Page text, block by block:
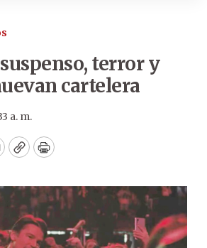
terror y
cartelera
a. m.
CopyPrint